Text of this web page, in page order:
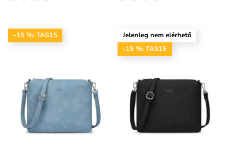
-15 %: TAS15
Jelenleg nem elérhető
-15 %: TAS15